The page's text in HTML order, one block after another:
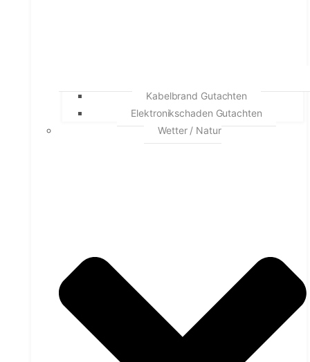
Kabelbrand Gutachten
Elektronikschaden Gutachten
Wetter / Natur